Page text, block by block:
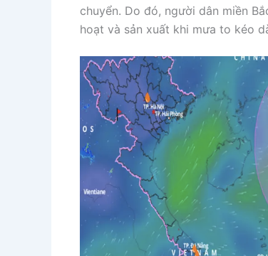
chuyển. Do đó, người dân miền
hoạt và sản xuất khi mưa to kéo